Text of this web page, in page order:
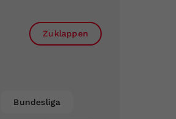
Zuklappen
Bundesliga